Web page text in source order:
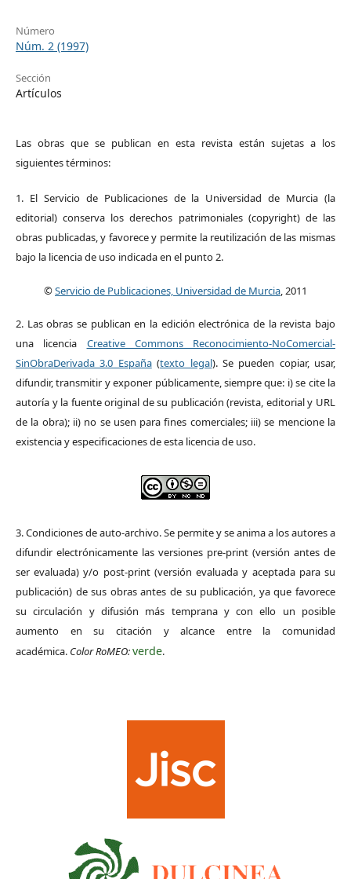
Número
Núm. 2 (1997)
Sección
Artículos
Las obras que se publican en esta revista están sujetas a los
siguientes términos:
1. El Servicio de Publicaciones de la Universidad de Murcia (la
editorial) conserva los derechos patrimoniales (copyright) de las
obras publicadas, y favorece y permite la reutilización de las mismas
bajo la licencia de uso indicada en el punto 2.
©Servicio de Publicaciones, Universidad de Murcia, 2011
2. Las obras se publican en la edición electrónica de la revista bajo
una licencia Creative Commons Reconocimiento-NoComercial-
SinObraDerivada 3.0 España(texto legal). Se pueden copiar, usar,
difundir, transmitir y exponer públicamente, siempre que: i) se cite la
autoría y la fuente original de su publicación (revista, editorial y URL
de la obra); ii) no se usen para fines comerciales; iii) se mencione la
existencia y especificaciones de esta licencia de uso.
3. Condiciones de auto-archivo. Se permite y se anima a los autores a
difundir electrónicamente las versiones pre-print (versión antes de
ser evaluada) y/o post-print (versión evaluada y aceptada para su
publicación) de sus obras antes de su publicación, ya que favorece
su circulación y difusión más temprana y con ello un posible
aumento en su citación y alcance entre la comunidad
académica. Color RoMEO:verde.